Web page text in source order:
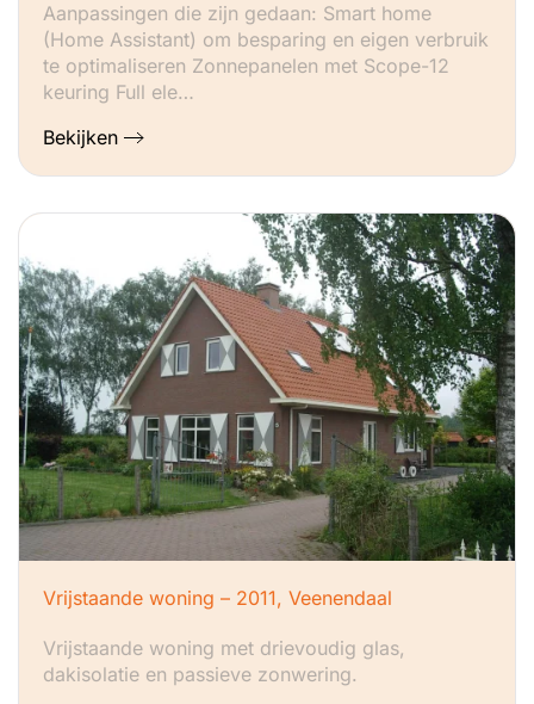
Aanpassingen die zijn gedaan: Smart home
(Home Assistant) om besparing en eigen verbruik
te optimaliseren Zonnepanelen met Scope-12
keuring Full ele…
Bekijken
Vrijstaande woning – 2011, Veenendaal
Vrijstaande woning met drievoudig glas,
dakisolatie en passieve zonwering.